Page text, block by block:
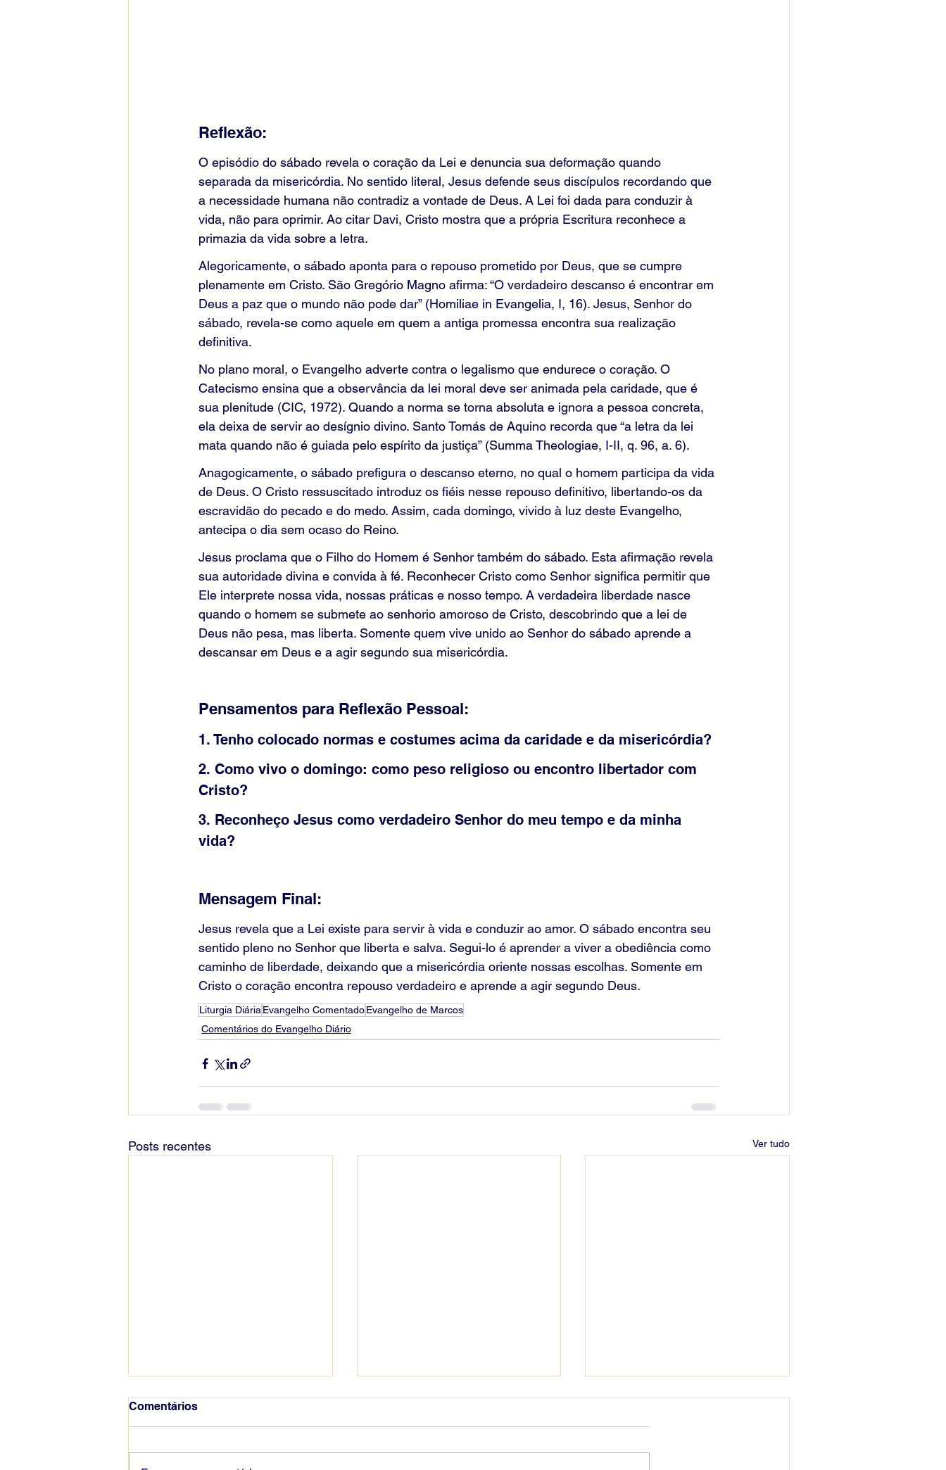
Reflexão:
O episódio do sábado revela o coração da Lei e denuncia sua deformação quando
separada da misericórdia. No sentido literal, Jesus defende seus discípulos recordando que
a necessidade humana não contradiz a vontade de Deus. A Lei foi dada para conduzir à
vida, não para oprimir. Ao citar Davi, Cristo mostra que a própria Escritura reconhece a
primazia da vida sobre a letra.
Alegoricamente, o sábado aponta para o repouso prometido por Deus, que se cumpre
plenamente em Cristo. São Gregório Magno afirma: “O verdadeiro descanso é encontrar em
Deus a paz que o mundo não pode dar” (Homiliae in Evangelia, I, 16). Jesus, Senhor do
sábado, revela-se como aquele em quem a antiga promessa encontra sua realização
definitiva.
No plano moral, o Evangelho adverte contra o legalismo que endurece o coração. O
Catecismo ensina que a observância da lei moral deve ser animada pela caridade, que é
sua plenitude (CIC, 1972). Quando a norma se torna absoluta e ignora a pessoa concreta,
ela deixa de servir ao desígnio divino. Santo Tomás de Aquino recorda que “a letra da lei
mata quando não é guiada pelo espírito da justiça” (Summa Theologiae, I-II, q. 96, a. 6).
Anagogicamente, o sábado prefigura o descanso eterno, no qual o homem participa da vida
de Deus. O Cristo ressuscitado introduz os fiéis nesse repouso definitivo, libertando-os da
escravidão do pecado e do medo. Assim, cada domingo, vivido à luz deste Evangelho,
antecipa o dia sem ocaso do Reino.
Jesus proclama que o Filho do Homem é Senhor também do sábado. Esta afirmação revela
sua autoridade divina e convida à fé. Reconhecer Cristo como Senhor significa permitir que
Ele interprete nossa vida, nossas práticas e nosso tempo. A verdadeira liberdade nasce
quando o homem se submete ao senhorio amoroso de Cristo, descobrindo que a lei de
Deus não pesa, mas liberta. Somente quem vive unido ao Senhor do sábado aprende a
descansar em Deus e a agir segundo sua misericórdia.
Pensamentos para Reflexão Pessoal:
1. Tenho colocado normas e costumes acima da caridade e da misericórdia?
2. Como vivo o domingo: como peso religioso ou encontro libertador com
Cristo?
3. Reconheço Jesus como verdadeiro Senhor do meu tempo e da minha
vida?
Mensagem Final:
Jesus revela que a Lei existe para servir à vida e conduzir ao amor. O sábado encontra seu
sentido pleno no Senhor que liberta e salva. Segui-lo é aprender a viver a obediência como
caminho de liberdade, deixando que a misericórdia oriente nossas escolhas. Somente em
Cristo o coração encontra repouso verdadeiro e aprende a agir segundo Deus.
Liturgia DiáriaEvangelho ComentadoEvangelho de Marcos
Comentários do Evangelho Diário
Posts recentes Ver tudo
Comentários